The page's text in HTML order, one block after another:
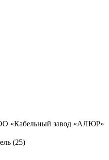
«Кабельный завод «АЛЮР»
(25)